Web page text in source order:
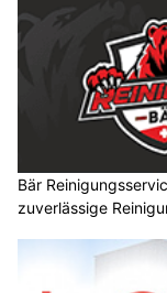
Bär
zuverlässige